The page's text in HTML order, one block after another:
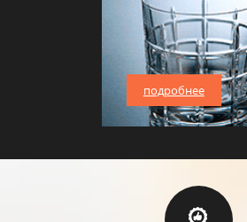
подробнее